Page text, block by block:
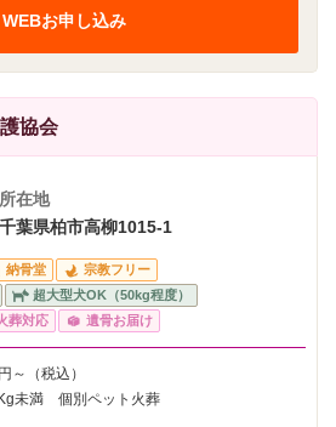
WEBお申し込み
協会
所在地
千葉県柏市高柳1015-1
納骨堂
宗教フリー
超大型犬OK（50kg程度）
葬対応 遺骨お届け
円～（税込）
未満 個別ペット火葬